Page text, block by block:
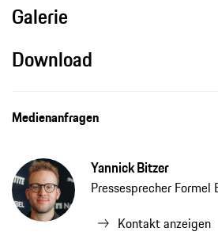
Galerie
Download
Medienanfragen
Yannick Bitzer
Pressesprecher Formel
Kontakt anzeigen